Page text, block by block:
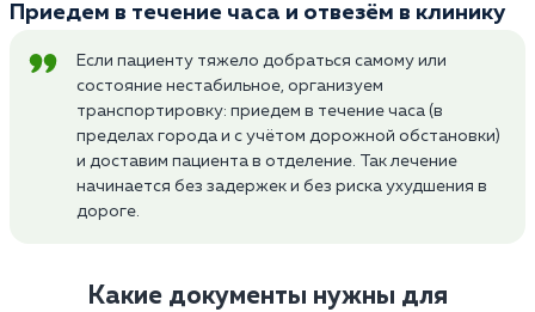
Приедем в течение часа и отвезём в клинику
Если пациенту тяжело добраться самому или
состояние нестабильное, организуем
транспортировку: приедем в течение часа (в
пределах города и с учётом дорожной обстановки)
и доставим пациента в отделение. Так лечение
начинается без задержек и без риска ухудшения в
дороге.
Какие документы нужны для